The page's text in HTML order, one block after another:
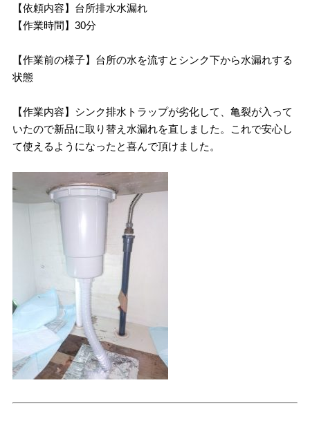
【依頼内容】台所排水水漏れ
【作業時間】30分
【作業前の様子】台所の水を流すとシンク下から水漏れする
状態
【作業内容】シンク排水トラップが劣化して、亀裂が入って
いたので新品に取り替え水漏れを直しました。これで安心し
て使えるようになったと喜んで頂けました。